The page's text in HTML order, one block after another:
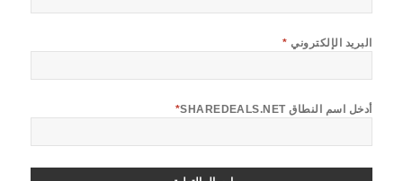
البريد الإلكتروني *
أدخل اسم النطاق SHAREDEALS.NET *